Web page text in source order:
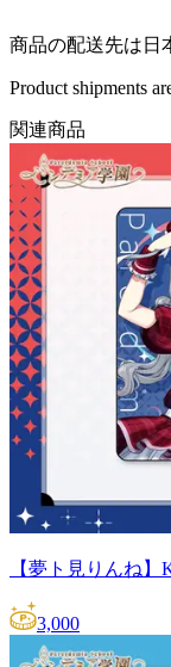
商品の配送先は日
Product shipments
関連商品
【夢ト見りんね
3,000